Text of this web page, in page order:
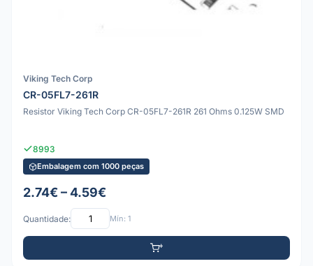
Viking Tech Corp
CR-05FL7-261R
Resistor Viking Tech Corp CR-05FL7-261R 261 Ohms 0.125W SMD
8993
Embalagem com 1000 peças
2.74€ – 4.59€
Quantidade: Mín: 1